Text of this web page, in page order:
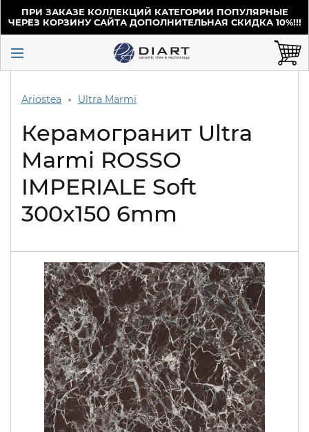
ПРИ ЗАКАЗЕ КОЛЛЕКЦИЙ КАТЕГОРИИ ПОПУЛЯРНЫЕ
ЧЕРЕЗ КОРЗИНУ САЙТА ДОПОЛНИТЕЛЬНАЯ СКИДКА 10%!!!
Ariostea Ultra Marmi
Керамогранит Ultra
Marmi ROSSO
IMPERIALE Soft
300x150 6mm